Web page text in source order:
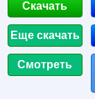
Скачать
Еще скачать
Смотреть